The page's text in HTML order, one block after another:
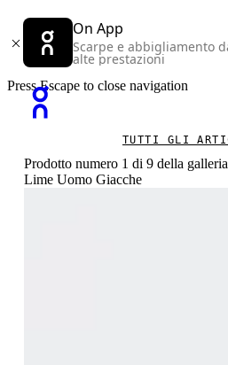
On App
Scarpe e abbigliamento
alte prestazioni
Press Escape to close navigation
TUTTI GLI
Prodotto numero 1 di 9 della
Lime Uomo Giacche